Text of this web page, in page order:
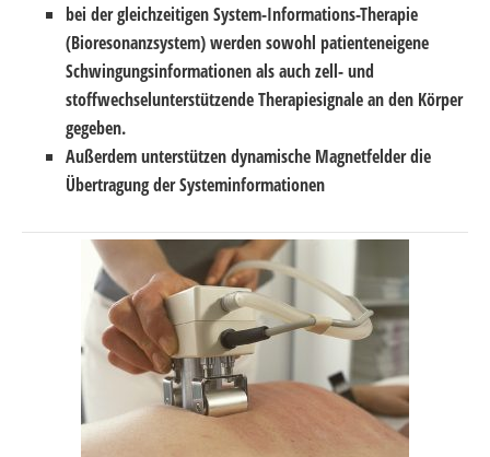
bei der gleichzeitigen System-Informations-Therapie
(Bioresonanzsystem) werden sowohl patienteneigene
Schwingungsinformationen als auch zell- und
stoffwechselunterstützende Therapiesignale an den Körper
gegeben.
Außerdem unterstützen dynamische Magnetfelder die
Übertragung der Systeminformationen